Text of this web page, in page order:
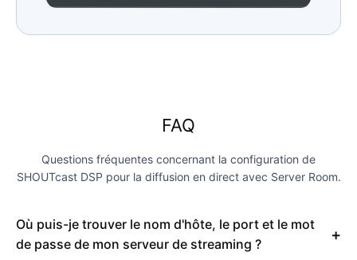
FAQ
Questions fréquentes concernant la configuration de
SHOUTcast DSP pour la diffusion en direct avec Server Room.
Où puis-je trouver le nom d'hôte, le port et le mot
de passe de mon serveur de streaming ?